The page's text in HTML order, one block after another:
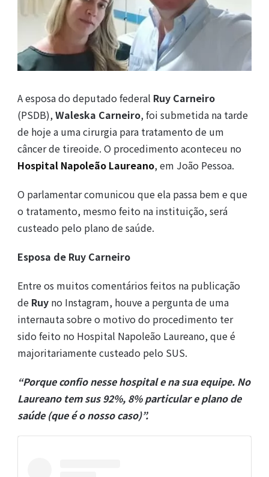
A esposa do deputado federal Ruy Carneiro
(PSDB),Waleska Carneiro, foi submetida na tarde
de hoje a uma cirurgia para tratamento de um
câncer de tireoide. O procedimento aconteceu no
Hospital Napoleão Laureano, em João Pessoa.
O parlamentar comunicou que ela passa bem e que
o tratamento, mesmo feito na instituição, será
custeado pelo plano de saúde.
Esposa de Ruy Carneiro
Entre os muitos comentários feitos na publicação
de Ruyno Instagram, houve a pergunta de uma
internauta sobre o motivo do procedimento ter
sido feito no Hospital Napoleão Laureano, que é
majoritariamente custeado pelo SUS.
“Porque confio nesse hospital e na sua equipe. No
Laureano tem sus 92%, 8% particular e plano de
saúde (que é o nosso caso)”.